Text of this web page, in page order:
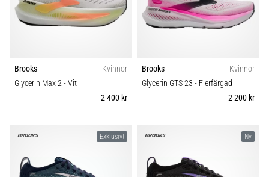
Brooks
Kvinnor
Glycerin Max 2- Vit
2 400 kr
Brooks
Kvinnor
Glycerin GTS 23 - Flerfärgad
2 200 kr
Exklusivt Ny